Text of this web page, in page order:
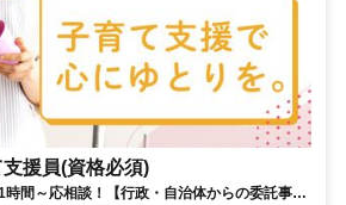
援員(資格必須)
時間～応相談！【行政・自治体からの委託事